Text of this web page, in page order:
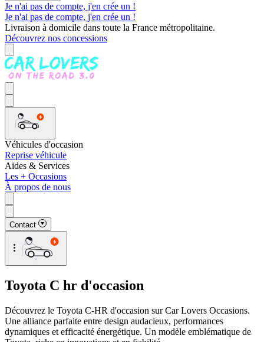
Je n'ai pas de compte, j'en crée un !
Je n'ai pas de compte, j'en crée un !
Livraison à domicile dans toute la France métropolitaine.
Découvrez nos concessions
Véhicules d'occasion
Reprise véhicule
Aides & Services
Les + Occasions
À propos de nous
Contact
Toyota C hr d'occasion
Découvrez le Toyota C-HR d'occasion sur Car Lovers Occasions.
Une alliance parfaite entre design audacieux, performances
dynamiques et efficacité énergétique. Un modèle emblématique de